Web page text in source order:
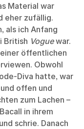
Material war
eher zufällig.
als ich Anfang
British Voguewar.
öffentlichen
Obwohl
Diva hatte, war
offen und
zum Lachen –
in ihrem
schrie. Danach